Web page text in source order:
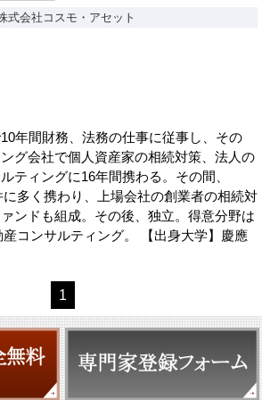
式会社コスモ・アセット
年間財務、法務の仕事に従事し、その
グ会社で個人資産家の相続対策、法人の
ティングに16年間携わる。その間、
多く携わり、上場会社の創業者の相続対
ンドも組成。その後、独立。得意分野は
コンサルティング。 【出身大学】慶應
1